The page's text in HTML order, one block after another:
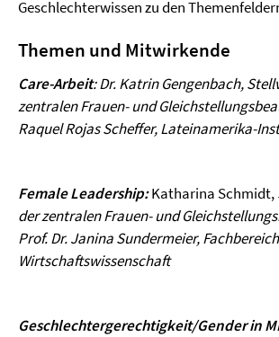
Geschlechterwissen zu den
Themen und Mitwirkende
Care-Arbeit:Dr. Katrin Gengenbach,
zentralen Frauen- und
Raquel Rojas Scheffer, Lateinamerika-
Female Leadership:Katharina Schmidt,
der zentralen Frauen- und
Prof. Dr. Janina Sundermeier, Fachbereich
Wirtschaftswissenschaft
Geschlechtergerechtigkeit/Gender in